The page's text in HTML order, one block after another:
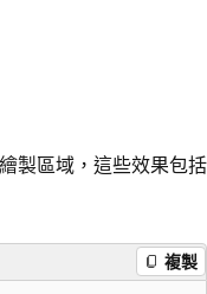
製區域，這些效果包括
複製